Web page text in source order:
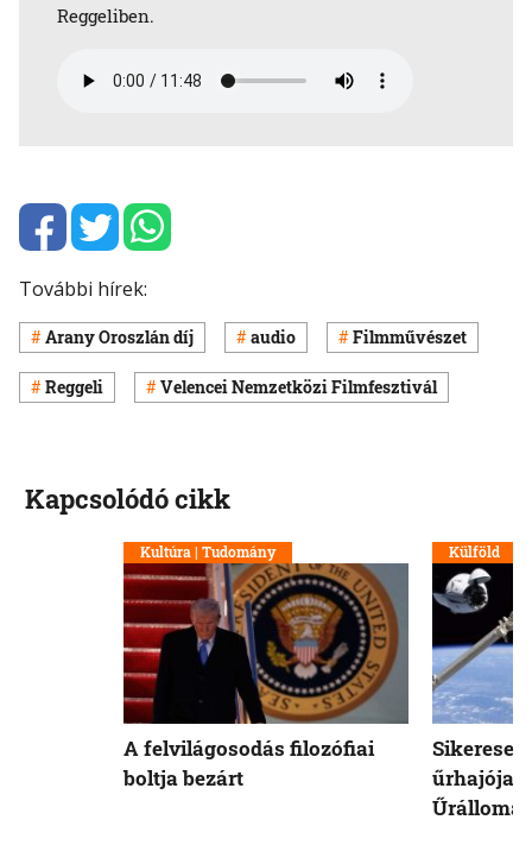
Reggeliben.
További hírek:
Arany Oroszlán díj audio Filmművészet
Reggeli Velencei Nemzetközi Filmfesztivál
Kapcsolódó cikk
Kultúra | Tudomány
A felvilágosodás filozófiai
boltja bezárt
Külföld
űrhajója